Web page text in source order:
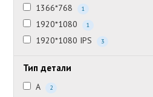
1366*768 1
1920*1080 1
1920*1080 IPS 3
Тип детали
A 2